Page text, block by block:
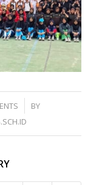
BY